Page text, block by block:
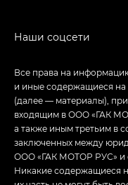
Все права на
и иные содержащиеся на
(далее — материалы),
входящим в ООО «ГАК
а также иным третьим в
заключенных между
ООО «ГАК МОТОР РУС» и
Никакие содержащиеся